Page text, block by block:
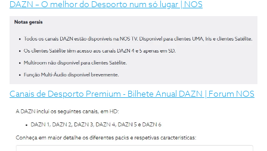
DAZN – O melhor do Desporto num só lugar | NOS
Canais de Desporto Premium - Bilhete Anual DAZN | Forum NOS